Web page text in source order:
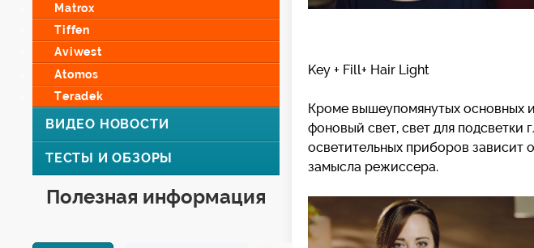
Matrox
Tiffen
Aviwest
Atomos
Teradek
ВИДЕО НОВОСТИ
ТЕСТЫ И ОБЗОРЫ
Полезная информация
Key + Fill+ Hair Light
Кроме вышеупомянутых основных
фоновый свет, свет для подсветки
осветительных приборов зависит
замысла режиссера.